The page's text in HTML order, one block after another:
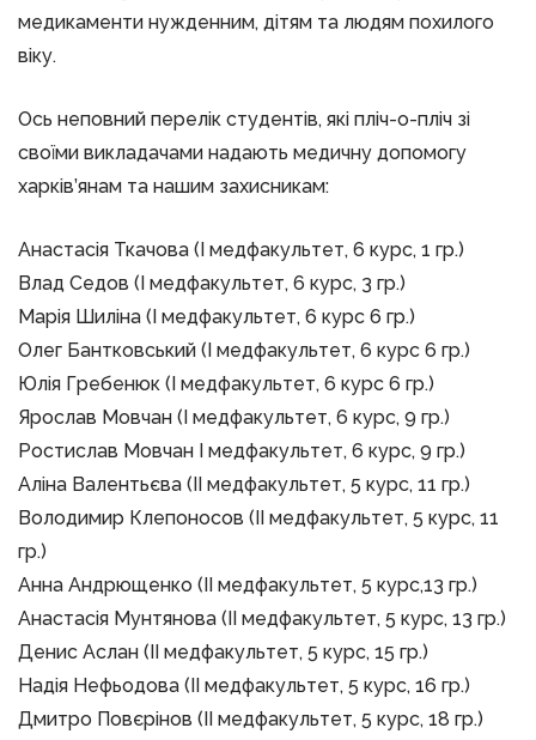
медикаменти нужденним, дітям та людям похилого
віку.
Ось неповний перелік студентів, які пліч-о-пліч зі
своїми викладачами надають медичну допомогу
харків’янам та нашим захисникам:
Анастасія Ткачова (І медфакультет, 6 курс, 1 гр.)
Влад Седов (І медфакультет, 6 курс, 3 гр.)
Марія Шиліна (І медфакультет, 6 курс 6 гр.)
Олег Бантковський (І медфакультет, 6 курс 6 гр.)
Юлія Гребенюк (І медфакультет, 6 курс 6 гр.)
Ярослав Мовчан (І медфакультет, 6 курс, 9 гр.)
Ростислав Мовчан І медфакультет, 6 курс, 9 гр.)
Аліна Валентьєва (ІІ медфакультет, 5 курс, 11 гр.)
Володимир Клепоносов (ІІ медфакультет, 5 курс, 11
гр.)
Анна Андрющенко (ІІ медфакультет, 5 курс,13 гр.)
Анастасія Мунтянова (ІІ медфакультет, 5 курс, 13 гр.)
Денис Аслан (ІІ медфакультет, 5 курс, 15 гр.)
Надія Нефьодова (ІІ медфакультет, 5 курс, 16 гр.)
Дмитро Повєрінов (ІІ медфакультет, 5 курс, 18 гр.)